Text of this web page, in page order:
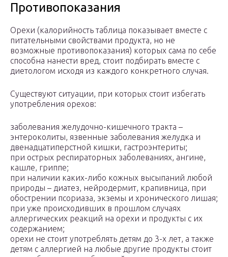
Противопоказания
Орехи (калорийность таблица показывает вместе с
питательными свойствами продукта, но не
возможные противопоказания) которых сама по себе
способна нанести вред, стоит подбирать вместе с
диетологом исходя из каждого конкретного случая.
Существуют ситуации, при которых стоит избегать
употребления орехов:
заболевания желудочно-кишечного тракта –
энтероколиты, язвенные заболевания желудка и
двенадцатиперстной кишки, гастроэнтериты;
при острых респираторных заболеваниях, ангине,
кашле, гриппе;
при наличии каких-либо кожных высыпаний любой
природы – диатез, нейродермит, крапивница, при
обострении псориаза, экземы и хронического лишая;
при уже происходивших в прошлом случаях
аллергических реакций на орехи и продукты с их
содержанием;
орехи не стоит употреблять детям до 3-х лет, а также
детям с аллергией на любые другие продукты стоит